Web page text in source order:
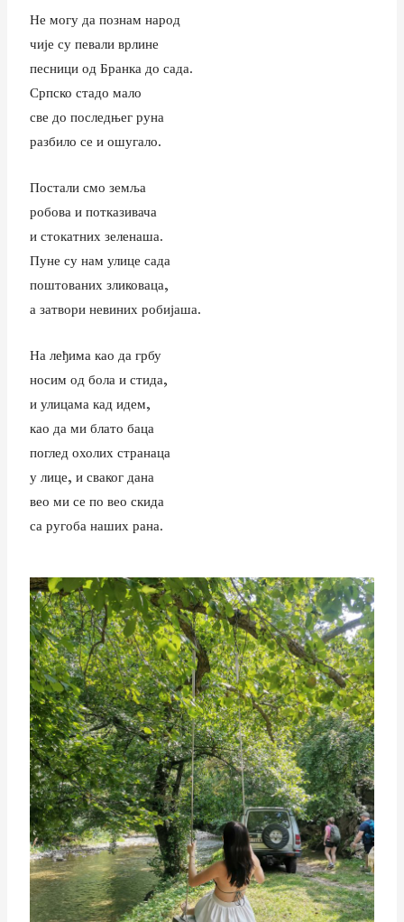
Не могу да познам народ
чије су певали врлине
песници од Бранка до сада.
Српско стадо мало
све до последњег руна
разбило се и ошугало.
Постали смо земља
робова и потказивача
и стокатних зеленаша.
Пуне су нам улице сада
поштованих зликоваца,
а затвори невиних робијаша.
На леђима као да грбу
носим од бола и стида,
и улицама кад идем,
као да ми блато баца
поглед охолих странаца
у лице, и сваког дана
вео ми се по вео скида
са ругоба наших рана.